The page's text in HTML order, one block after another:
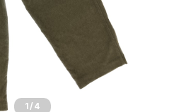
1 /4